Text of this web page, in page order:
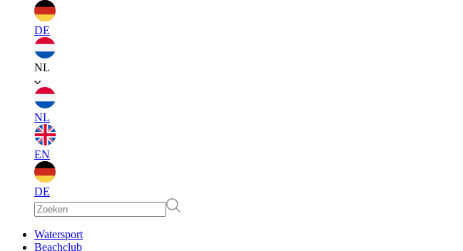
DE
NL
NL
EN
DE
EN
Watersport
Beachclub